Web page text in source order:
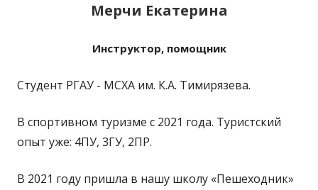
Мерчи Екатерина
Инструктор, помощник
Студент РГАУ - МСХА им. К.А. Тимирязева.
В спортивном туризме с 2021 года. Туристский
опыт уже: 4ПУ, 3ГУ, 2ПР.
В 2021 году пришла в нашу школу «Пешеходник»